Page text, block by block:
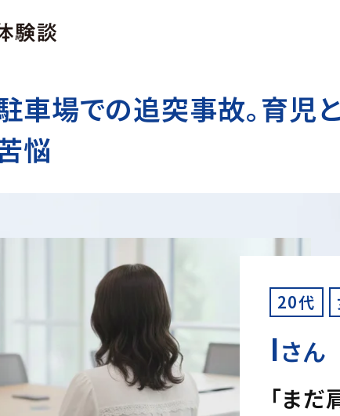
車場での追突事故。育児
悩
20代
Iさん
「ま